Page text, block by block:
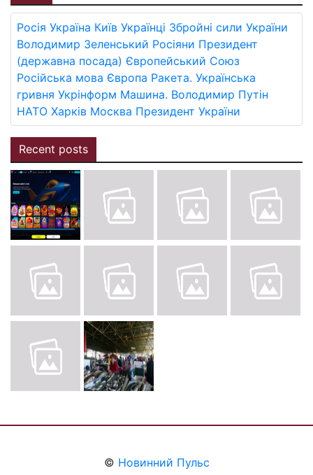
Росія Україна Київ Українці Збройні сили України
Володимир Зеленський Росіяни Президент
(державна посада) Європейський Союз
Російська мова Європа Ракета. Українська
гривня Укрінформ Машина. Володимир Путін
НАТО Харків Москва Президент України
Recent posts
© Новинний Пульс